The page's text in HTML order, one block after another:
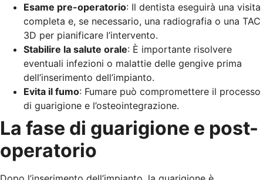
Esame pre-operatorio: Il dentista eseguirà una visita
completa e, se necessario, una radiografia o una TAC
3D per pianificare l’intervento.
Stabilire la salute orale: È importante risolvere
eventuali infezioni o malattie delle gengive prima
dell’inserimento dell’impianto.
Evita il fumo: Fumare può compromettere il processo
di guarigione e l’osteointegrazione.
La fase di guarigione e post-
operatorio